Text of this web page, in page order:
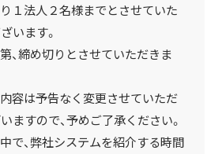
１法人２名様までとさせていた
います。
、締め切りとさせていただきま
容は予告なく変更させていただ
ますので、予めご了承ください。
で、弊社システムを紹介する時間